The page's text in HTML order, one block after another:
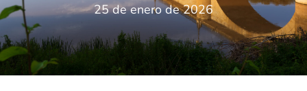
25 de enero de 2026